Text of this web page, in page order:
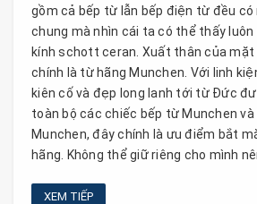
gồm cả bếp từ lẫn bếp điện từ đều
chung mà nhìn cái ta có thể thấy
kính schott ceran. Xuất thân của
chính là từ hãng Munchen. Với linh
kiên cố và đẹp long lanh tới từ Đức
toàn bộ các chiếc bếp từ Munchen
Munchen, đây chính là ưu điểm bắt
hãng. Không thể giữ riêng cho mình
XEM TIẾP